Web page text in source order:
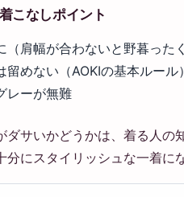
こなしポイント
（肩幅が合わないと野暮った
留めない（AOKIの基本ルール
レーが無難
ダサいかどうかは、着る人の
分にスタイリッシュな一着に